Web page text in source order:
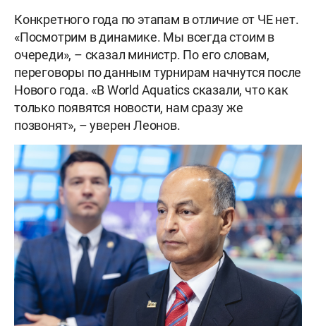
Конкретного года по этапам в отличие от ЧЕ нет.
«Посмотрим в динамике. Мы всегда стоим в
очереди», – сказал министр. По его словам,
переговоры по данным турнирам начнутся после
Нового года. «В World Aquatics сказали, что как
только появятся новости, нам сразу же
позвонят», – уверен Леонов.